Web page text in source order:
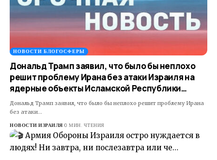
НОВОСТИ БЛОГОСФЕРЫ
Дональд Трамп заявил, что было бы неплохо
решит проблему Ирана без атаки Израиля на
ядерные объекты Исламской Республики…
Дональд Трамп заявил, что было бы неплохо решит проблему Ирана
без атаки…
НОВОСТИ ИЗРАИЛЯ 0 МИН. ЧТЕНИЯ